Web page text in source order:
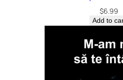
$6.99
Add to